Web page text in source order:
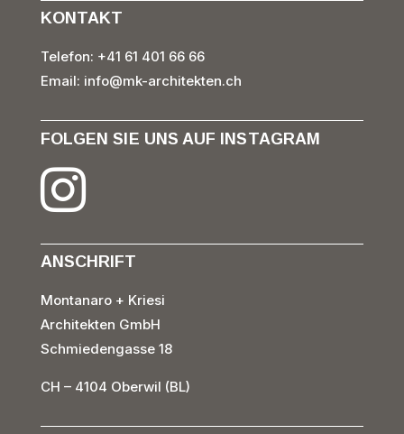
KONTAKT
Telefon: +41 61 401 66 66
Email: info@mk-architekten.ch
FOLGEN SIE UNS AUF INSTAGRAM

ANSCHRIFT
Montanaro + Kriesi
Architekten GmbH
Schmiedengasse 18
CH – 4104 Oberwil (BL)